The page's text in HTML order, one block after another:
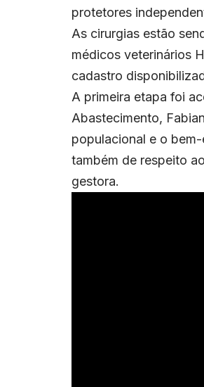
protetores
As cirurgias estão
médicos veterinários
cadastro
A primeira etapa foi
Abastecimento,
populacional e o
também de respeito
gestora.